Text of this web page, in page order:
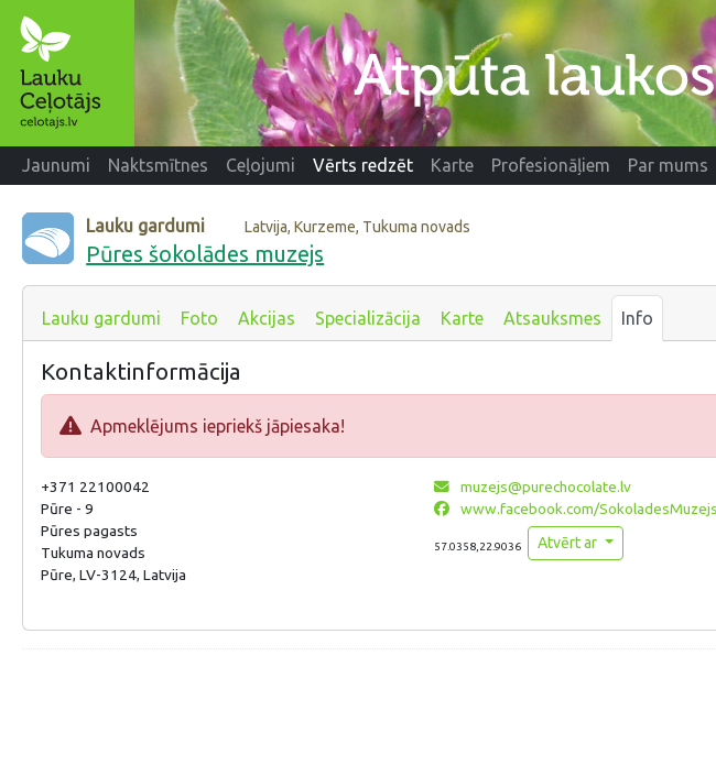
Jaunumi Naktsmītnes Ceļojumi Vērts redzēt Karte Profesionāļiem Par mums
Lauku gardumi Latvija, Kurzeme, Tukuma novads
Pūres šokolādes muzejs
Lauku gardumi Foto Akcijas Specializācija Karte Atsauksmes Info
Kontaktinformācija
Apmeklējums iepriekš jāpiesaka!
+371 22100042
Pūre - 9
Pūres pagasts
Tukuma novads
Pūre, LV-3124, Latvija
muzejs@purechocolate.lv
www.facebook.com/SokoladesMuzejs
57.0358,22.9036 Atvērt ar